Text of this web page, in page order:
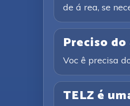
de á rea, se
Preciso
Voc ê precisa
TELZ é